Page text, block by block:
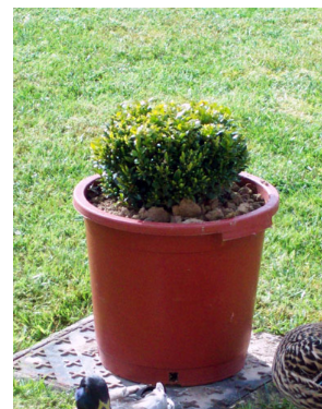
Les foulées fressinoises
ACCÈS RAPIDE
Démarches administratives
Projets et travaux en cours
Fêtes et manifestations
Numéros d'urgence
Terrains et maisons à vendre
VOTRE MAIRIE
Elus et agents